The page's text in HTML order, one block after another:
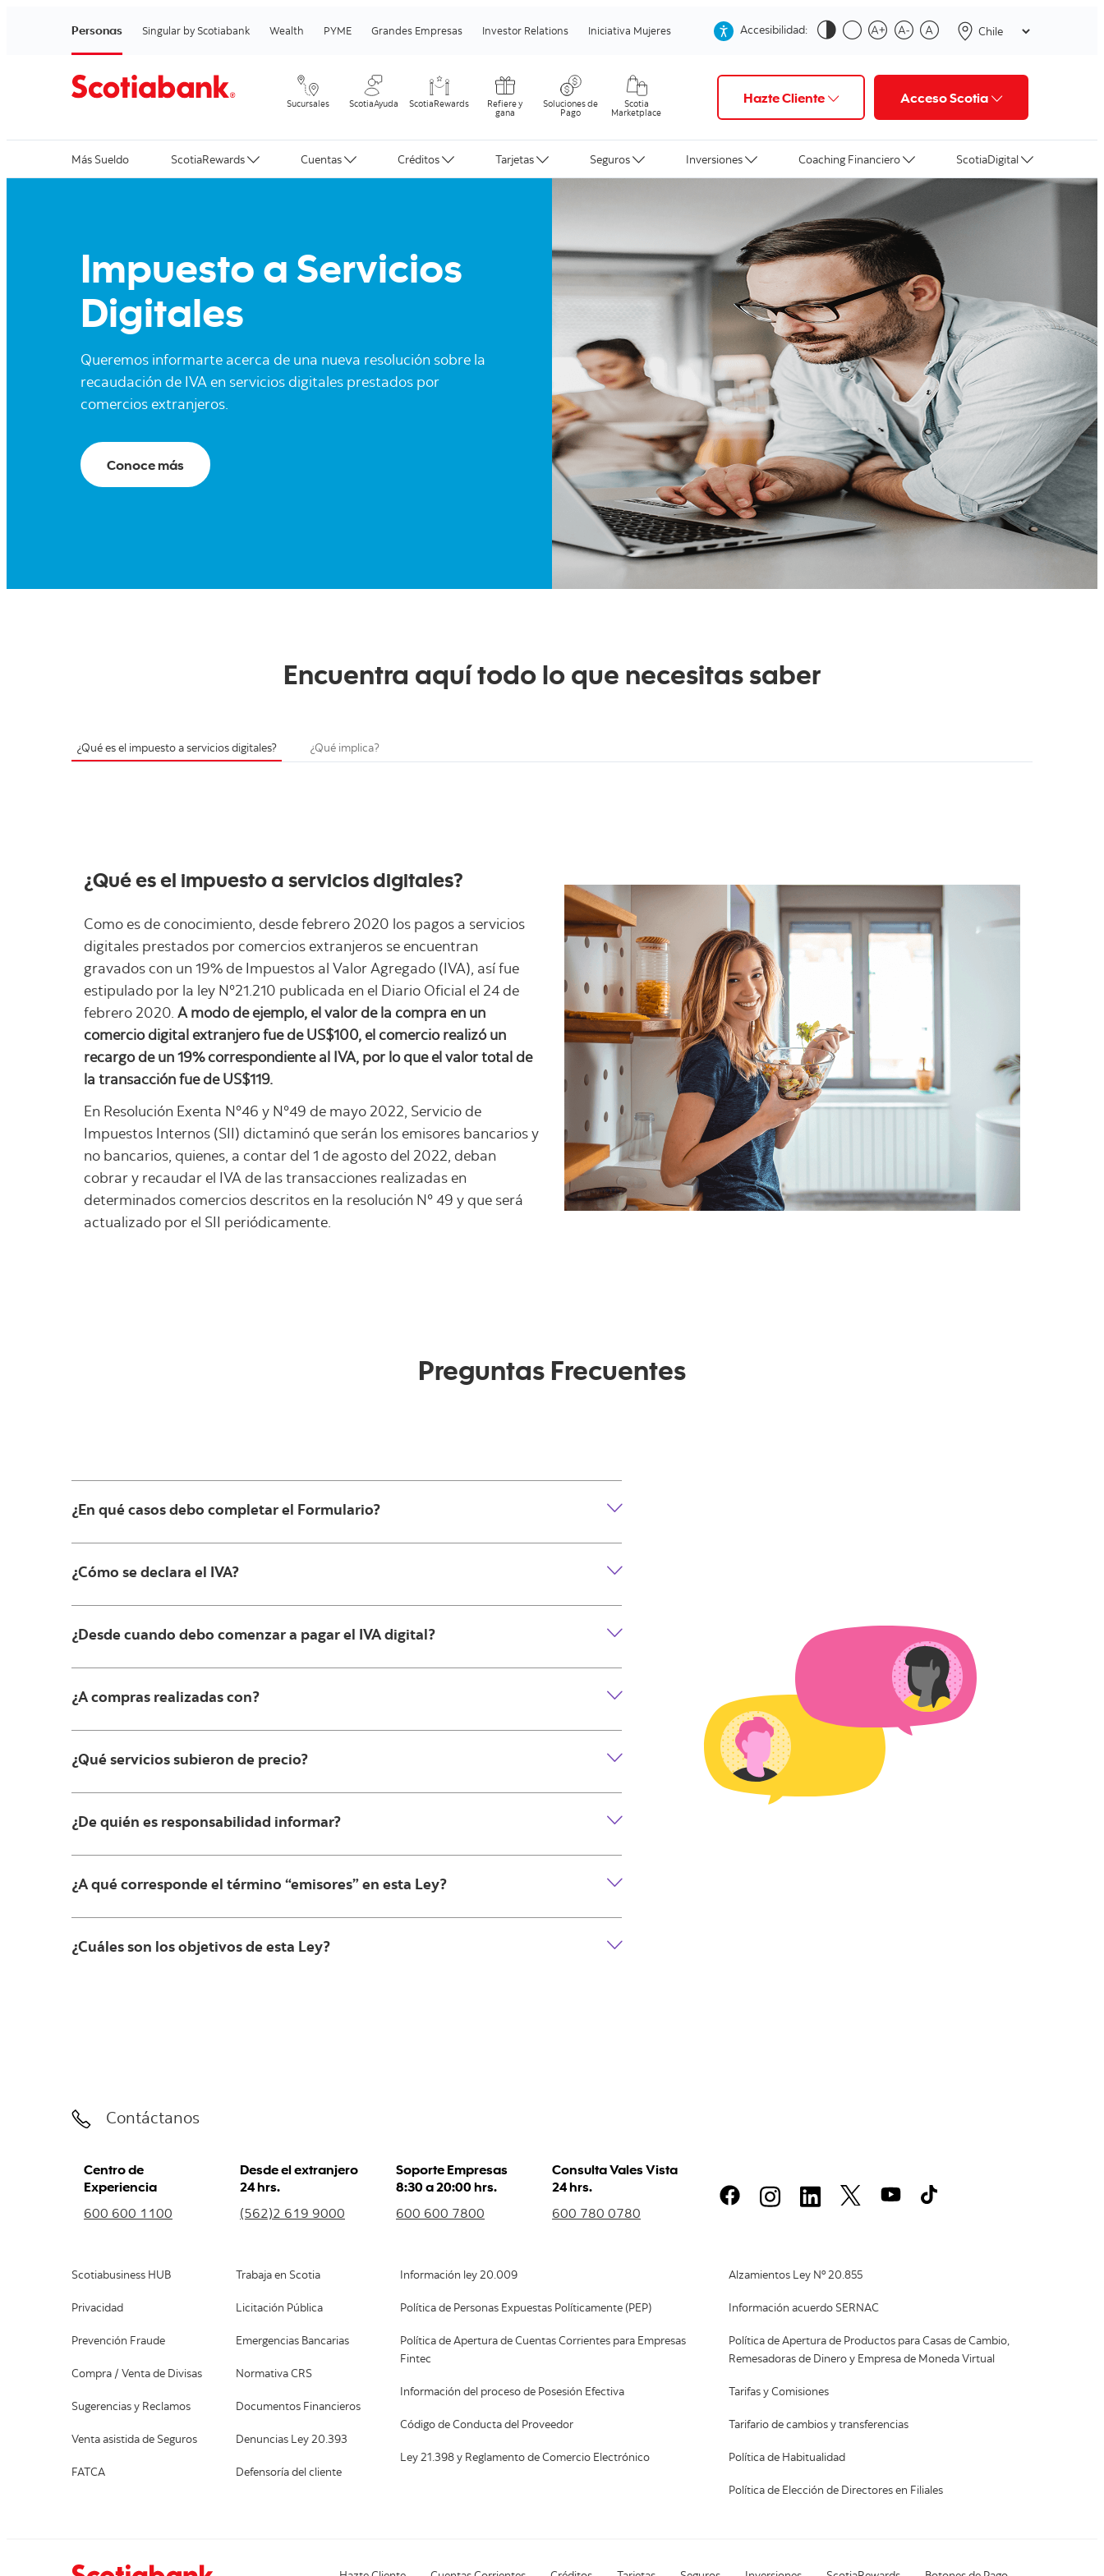
Personas Singular by Scotiabank Wealth PYME Grandes Empresas Investor Relations Iniciativa Mujeres Accesibilidad:
Sucursales ScotiaAyuda ScotiaRewards
Refiere y
gana
Soluciones de
Pago
Scotia
Marketplace
Hazte Cliente Acceso Scotia
Más Sueldo ScotiaRewards Cuentas Créditos Tarjetas Seguros Inversiones Coaching Financiero ScotiaDigital
Impuesto a Servicios
Digitales
Queremos informarte acerca de una nueva resolución sobre la
recaudación de IVA en servicios digitales prestados por
comercios extranjeros.
Conoce más
Encuentra aquí todo lo que necesitas saber
¿Qué es el impuesto a servicios digitales? ¿Qué implica?
¿Qué es el impuesto a servicios digitales?
Como es de conocimiento, desde febrero 2020 los pagos a servicios
digitales prestados por comercios extranjeros se encuentran
gravados con un 19% de Impuestos al Valor Agregado (IVA), así fue
estipulado por la ley N°21.210 publicada en el Diario Oficial el 24 de
febrero 2020. A modo de ejemplo, el valor de la compra en un
comercio digital extranjero fue de US$100, el comercio realizó un
recargo de un 19% correspondiente al IVA, por lo que el valor total de
la transacción fue de US$119.
En Resolución Exenta N°46 y N°49 de mayo 2022, Servicio de
Impuestos Internos (SII) dictaminó que serán los emisores bancarios y
no bancarios, quienes, a contar del 1 de agosto del 2022, deban
cobrar y recaudar el IVA de las transacciones realizadas en
determinados comercios descritos en la resolución N° 49 y que será
actualizado por el SII periódicamente.
Preguntas Frecuentes
¿En qué casos debo completar el Formulario?
¿Cómo se declara el IVA?
¿Desde cuando debo comenzar a pagar el IVA digital?
¿A compras realizadas con?
¿Qué servicios subieron de precio?
¿De quién es responsabilidad informar?
¿A qué corresponde el término “emisores” en esta Ley?
¿Cuáles son los objetivos de esta Ley?
Contáctanos
Centro de
Experiencia
600 600 1100
Desde el extranjero
24 hrs.
(562)2 619 9000
Soporte Empresas
8:30 a 20:00 hrs.
600 600 7800
Consulta Vales Vista
24 hrs.
600 780 0780
Scotiabusiness HUB
Privacidad
Prevención Fraude
Compra / Venta de Divisas
Sugerencias y Reclamos
Venta asistida de Seguros
FATCA
Trabaja en Scotia
Licitación Pública
Emergencias Bancarias
Normativa CRS
Documentos Financieros
Denuncias Ley 20.393
Defensoría del cliente
Información ley 20.009
Política de Personas Expuestas Políticamente (PEP)
Política de Apertura de Cuentas Corrientes para Empresas
Fintec
Información del proceso de Posesión Efectiva
Código de Conducta del Proveedor
Ley 21.398 y Reglamento de Comercio Electrónico
Alzamientos Ley Nº 20.855
Información acuerdo SERNAC
Política de Apertura de Productos para Casas de Cambio,
Remesadoras de Dinero y Empresa de Moneda Virtual
Tarifas y Comisiones
Tarifario de cambios y transferencias
Política de Habitualidad
Política de Elección de Directores en Filiales